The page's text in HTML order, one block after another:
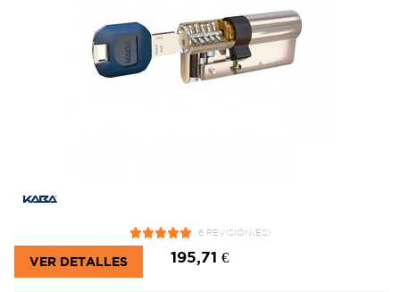
6 REVISIÓN(ES)
195,71 €
VER DETALLES